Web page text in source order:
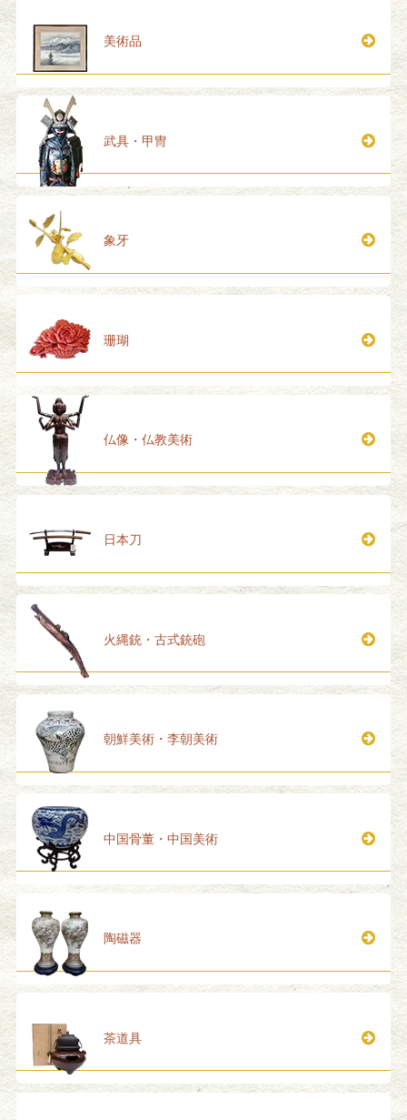
美術品
武具・甲冑
象牙
珊瑚
仏像・仏教美術
日本刀
火縄銃・古式銃砲
朝鮮美術・李朝美術
中国骨董・中国美術
陶磁器
茶道具